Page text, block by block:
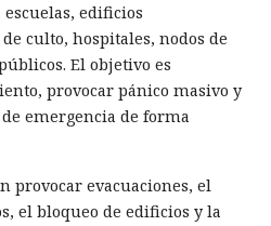
Tras obtener acceso a
código malicioso en la
inmediatamente nuevas
Los paquetes se
auténticas; no había
en el momento de la
añadían un script «preinstall»
edificios
culto, hospitales, nodos de
El objetivo es
provocar pánico masivo y
emergencia de forma
provocar evacuaciones, el
el bloqueo de edificios y la